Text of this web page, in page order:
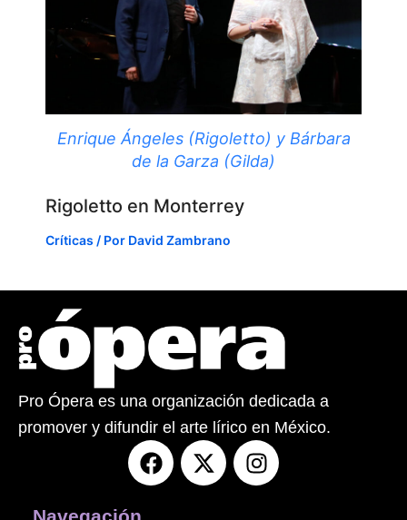
Enrique Ángeles (Rigoletto) y Bárbara
de la Garza (Gilda)
Rigoletto en Monterrey
Críticas / Por David Zambrano
Pro Ópera es una organización dedicada a
promover y difundir el arte lírico en México.
F
a
X
-
I
n